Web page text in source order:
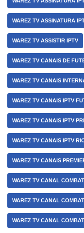
WAREZ TV ASSINATURA
WAREZ TV ASSISTIR IPTV
WAREZ TV CANAIS DE
WAREZ TV CANAIS
WAREZ TV CANAIS IPTV
WAREZ TV CANAIS IPTV
WAREZ TV CANAIS IPTV
WAREZ TV CANAIS
WAREZ TV CANAL
WAREZ TV CANAL
WAREZ TV CANAL